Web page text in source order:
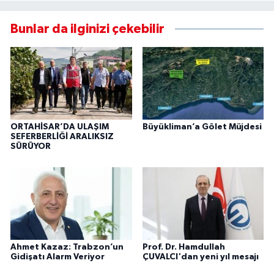
Bunlar da ilginizi çekebilir
ORTAHİSAR’DA ULAŞIM
SEFERBERLİĞİ ARALIKSIZ
SÜRÜYOR
Büyükliman’a Gölet Müjdesi
Ahmet Kazaz: Trabzon’un
Gidişatı Alarm Veriyor
Prof. Dr. Hamdullah
ÇUVALCI'dan yeni yıl mesajı